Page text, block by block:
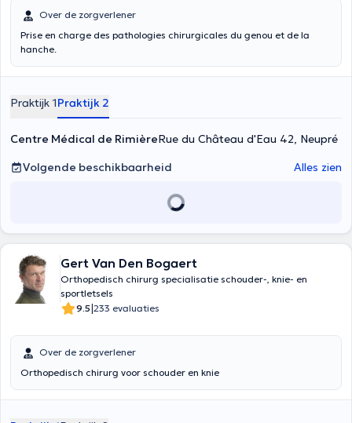
Over de zorgverlener
Prise en charge des pathologies chirurgicales du genou et de la
hanche.
Praktijk 1Praktijk 2
Centre Médical de RimièreRue du Château d'Eau 42, Neupré
Volgende beschikbaarheid
Alles zien
Gert Van Den Bogaert
Orthopedisch chirurg specialisatie schouder-, knie- en
sportletsels
9.5|233 evaluaties
Over de zorgverlener
Orthopedisch chirurg voor schouder en knie